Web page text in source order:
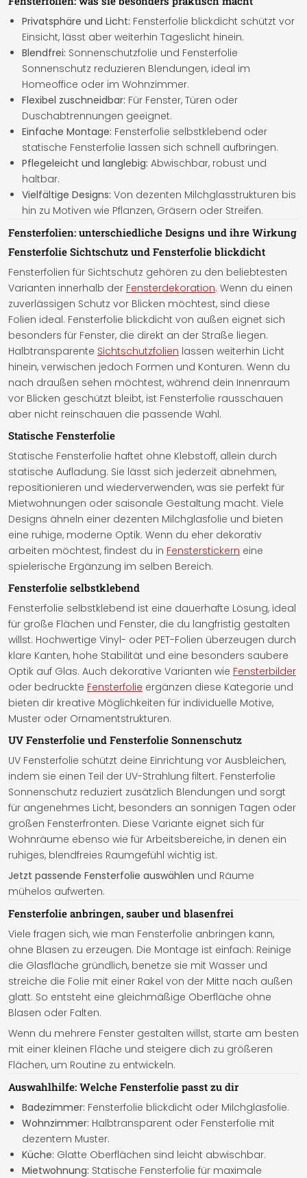
Privatsphäre und Licht: Fensterfolie blickdicht schützt vor
Einsicht, lässt aber weiterhin Tageslicht hinein.
Blendfrei: Sonnenschutzfolie und Fensterfolie
Sonnenschutz reduzieren Blendungen, ideal im
Homeoffice oder im Wohnzimmer.
Flexibel zuschneidbar: Für Fenster, Türen oder
Duschabtrennungen geeignet.
Einfache Montage: Fensterfolie selbstklebend oder
statische Fensterfolie lassen sich schnell aufbringen.
Pflegeleicht und langlebig: Abwischbar, robust und
haltbar.
Vielfältige Designs: Von dezenten Milchglasstrukturen bis
hin zu Motiven wie Pflanzen, Gräsern oder Streifen.
Fensterfolien: unterschiedliche Designs und ihre Wirkung
Fensterfolie Sichtschutz und Fensterfolie blickdicht
Fensterfolien für Sichtschutz gehören zu den beliebtesten
Varianten innerhalb der Fensterdekoration. Wenn du einen
zuverlässigen Schutz vor Blicken möchtest, sind diese
Folien ideal. Fensterfolie blickdicht von außen eignet sich
besonders für Fenster, die direkt an der Straße liegen.
Halbtransparente Sichtschutzfolien lassen weiterhin Licht
hinein, verwischen jedoch Formen und Konturen. Wenn du
nach draußen sehen möchtest, während dein Innenraum
vor Blicken geschützt bleibt, ist Fensterfolie rausschauen
aber nicht reinschauen die passende Wahl.
Statische Fensterfolie
Statische Fensterfolie haftet ohne Klebstoff, allein durch
statische Aufladung. Sie lässt sich jederzeit abnehmen,
repositionieren und wiederverwenden, was sie perfekt für
Mietwohnungen oder saisonale Gestaltung macht. Viele
Designs ähneln einer dezenten Milchglasfolie und bieten
eine ruhige, moderne Optik. Wenn du eher dekorativ
arbeiten möchtest, findest du in Fensterstickern eine
spielerische Ergänzung im selben Bereich.
Fensterfolie selbstklebend
Fensterfolie selbstklebend ist eine dauerhafte Lösung, ideal
für große Flächen und Fenster, die du langfristig gestalten
willst. Hochwertige Vinyl- oder PET-Folien überzeugen durch
klare Kanten, hohe Stabilität und eine besonders saubere
Optik auf Glas. Auch dekorative Varianten wie Fensterbilder
oder bedruckte Fensterfolie ergänzen diese Kategorie und
bieten dir kreative Möglichkeiten für individuelle Motive,
Muster oder Ornamentstrukturen.
UV Fensterfolie und Fensterfolie Sonnenschutz
UV Fensterfolie schützt deine Einrichtung vor Ausbleichen,
indem sie einen Teil der UV-Strahlung filtert. Fensterfolie
Sonnenschutz reduziert zusätzlich Blendungen und sorgt
für angenehmes Licht, besonders an sonnigen Tagen oder
großen Fensterfronten. Diese Variante eignet sich für
Wohnräume ebenso wie für Arbeitsbereiche, in denen ein
ruhiges, blendfreies Raumgefühl wichtig ist.
Jetzt passende Fensterfolie auswählen und Räume
mühelos aufwerten.
Fensterfolie anbringen, sauber und blasenfrei
Viele fragen sich, wie man Fensterfolie anbringen kann,
ohne Blasen zu erzeugen. Die Montage ist einfach: Reinige
die Glasfläche gründlich, benetze sie mit Wasser und
streiche die Folie mit einer Rakel von der Mitte nach außen
glatt. So entsteht eine gleichmäßige Oberfläche ohne
Blasen oder Falten.
Wenn du mehrere Fenster gestalten willst, starte am besten
mit einer kleinen Fläche und steigere dich zu größeren
Flächen, um Routine zu entwickeln.
Auswahlhilfe: Welche Fensterfolie passt zu dir
Badezimmer: Fensterfolie blickdicht oder Milchglasfolie.
Wohnzimmer: Halbtransparent oder Fensterfolie mit
dezentem Muster.
Küche: Glatte Oberflächen sind leicht abwischbar.
Mietwohnung: Statische Fensterfolie für maximale